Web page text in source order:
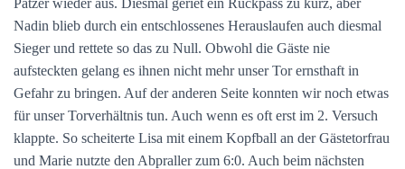
Patzer wieder aus. Diesmal geriet ein Rückpass zu kurz, aber
Nadin blieb durch ein entschlossenes Herauslaufen auch diesmal
Sieger und rettete so das zu Null. Obwohl die Gäste nie
aufsteckten gelang es ihnen nicht mehr unser Tor ernsthaft in
Gefahr zu bringen. Auf der anderen Seite konnten wir noch etwas
für unser Torverhältnis tun. Auch wenn es oft erst im 2. Versuch
klappte. So scheiterte Lisa mit einem Kopfball an der Gästetorfrau
und Marie nutzte den Abpraller zum 6:0. Auch beim nächsten